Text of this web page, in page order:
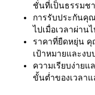
ชั่นที่เป็นธรรมช
การรับประกันคุ
ไปเมื่อเวลาผ่าน
ราคาที่ยืดหยุ่น คุ
เป้าหมายและง
ความเรียบง่าย
ขั้นต่ำของเวลา